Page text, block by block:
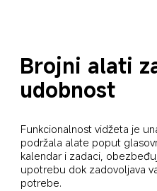
Brojni alati
udobnost
Funkcionalnost vidžeta je
podržala alate poput
kalendar i zadaci,
upotrebu dok zadovoljava
potrebe.